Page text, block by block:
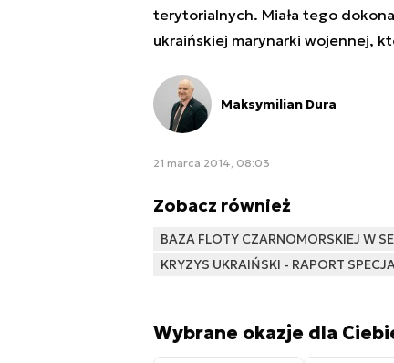
terytorialnych. Miała tego
ukraińskiej marynarki wojennej,
Maksymilian Dura
21 marca 2014, 08:03
Zobacz również
BAZA FLOTY CZARNOMORSKIEJ W
KRYZYS UKRAIŃSKI - RAPORT
Wybrane okazje dla